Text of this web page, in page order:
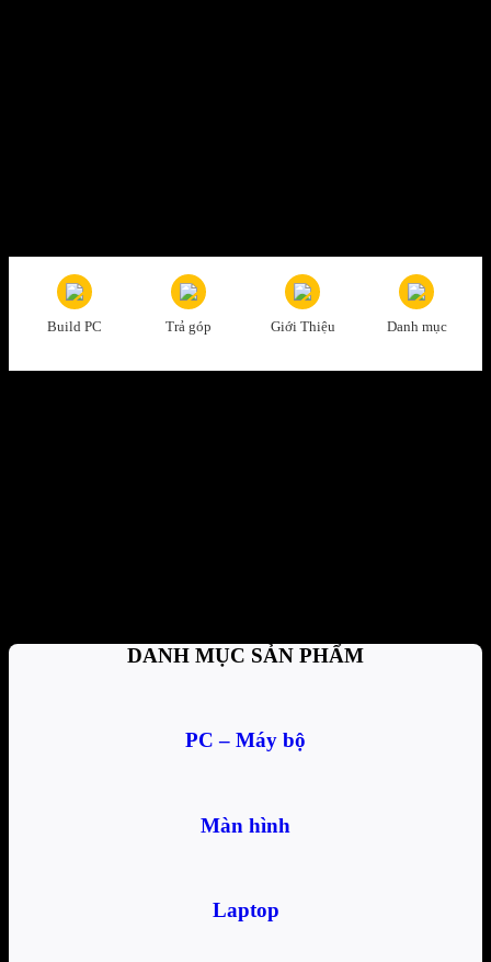
Build PC Trả góp Giới Thiệu Danh mục
DANH MỤC SẢN PHẨM
PC – Máy bộ
Màn hình
Laptop